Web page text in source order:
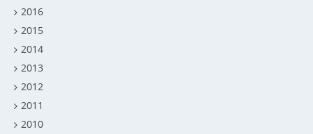
2016
2015
2014
2013
2012
2011
2010